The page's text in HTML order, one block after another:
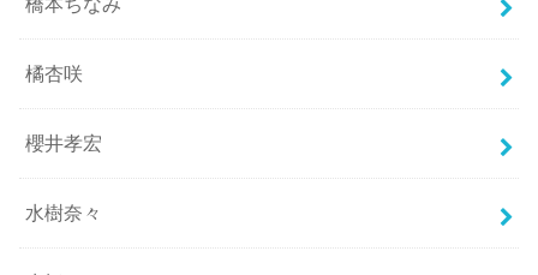
橘杏咲
櫻井孝宏
水樹奈々